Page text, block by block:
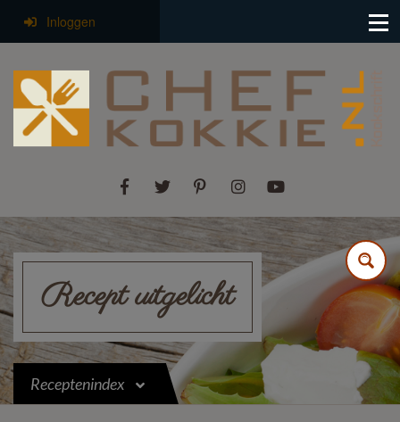
Inloggen
Recept uitgelicht
Receptenindex